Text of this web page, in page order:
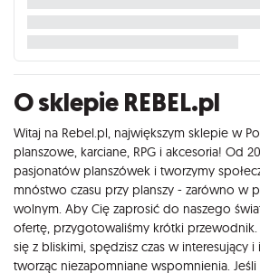
O sklepie REBEL.pl
Witaj na Rebel.pl, największym sklepie w
planszowe, karciane, RPG i akcesoria! Od
pasjonatów planszówek i tworzymy
mnóstwo czasu przy planszy - zarówno w
wolnym. Aby Cię zaprosić do naszego
ofertę, przygotowaliśmy krótki przewodnik.
się z bliskimi, spędzisz czas w interesujący
tworząc niezapomniane wspomnienia.